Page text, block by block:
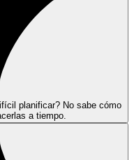
planificar? No sabe cómo
a tiempo.